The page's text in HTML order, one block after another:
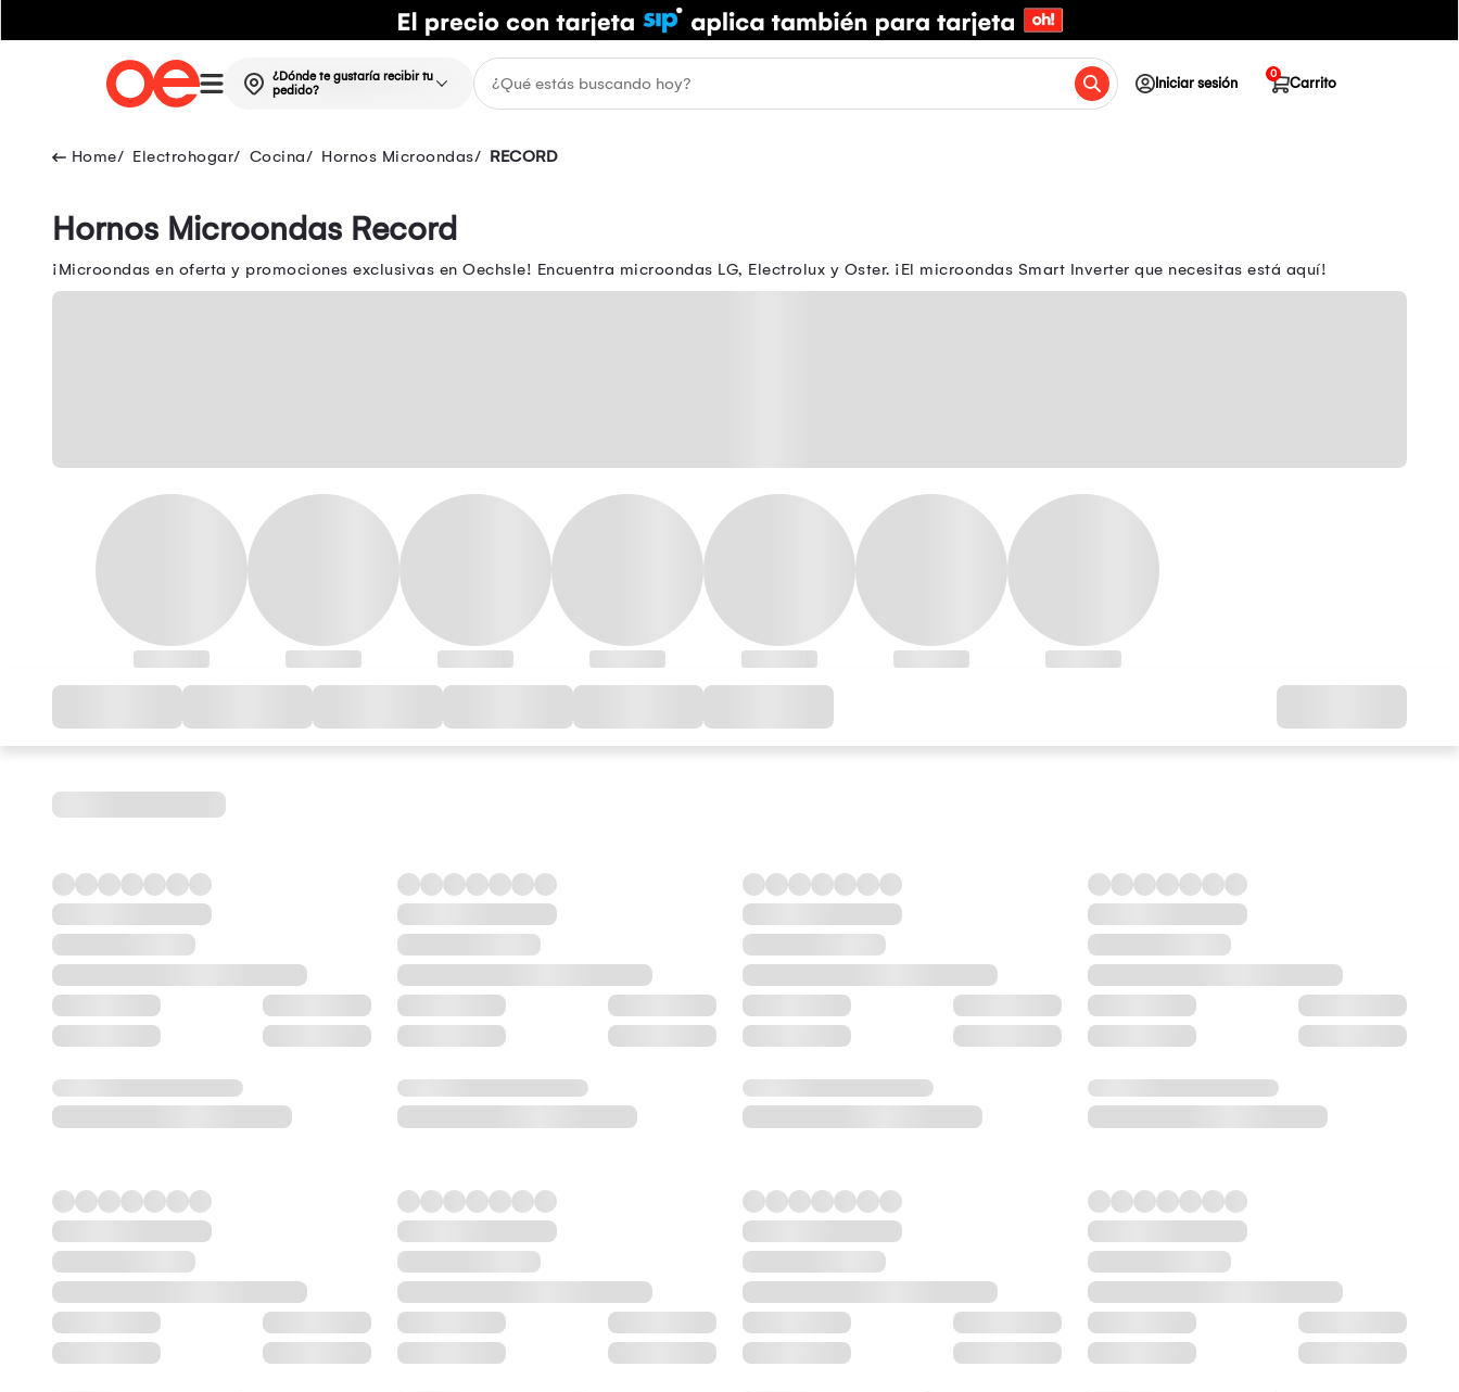
¿Dónde te gustaría recibir tu
pedido?
Iniciar sesión Carrito
0
Electrohogar Cocina Hornos Microondas RECORD
Hornos Microondas Record
¡Microondas en oferta y promociones exclusivas en Oechsle! Encuentra microondas LG, Electrolux y Oster. ¡El microondas Smart Inverter que necesitas está aquí!